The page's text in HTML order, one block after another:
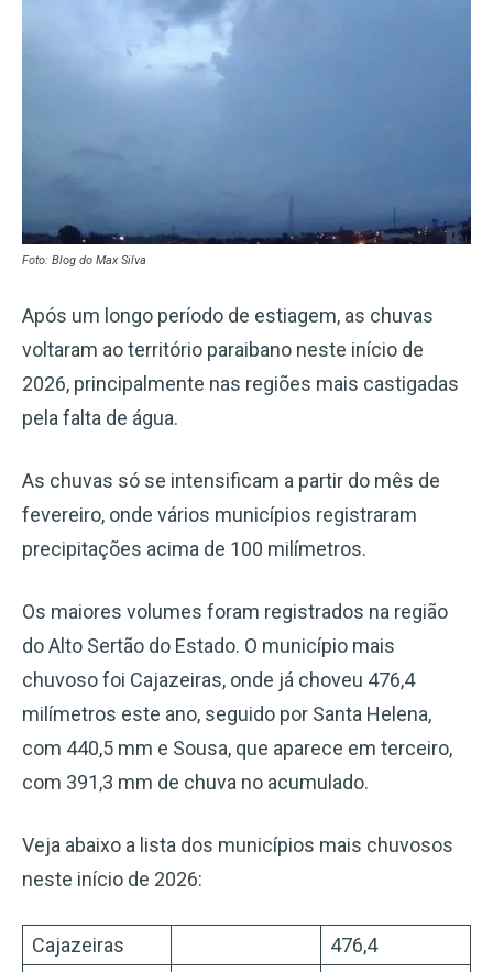
Foto: Blog do Max Silva
Após um longo período de estiagem, as chuvas
voltaram ao território paraibano neste início de
2026, principalmente nas regiões mais castigadas
pela falta de água.
As chuvas só se intensificam a partir do mês de
fevereiro, onde vários municípios registraram
precipitações acima de 100 milímetros.
Os maiores volumes foram registrados na região
do Alto Sertão do Estado. O município mais
chuvoso foi Cajazeiras, onde já choveu 476,4
milímetros este ano, seguido por Santa Helena,
com 440,5 mm e Sousa, que aparece em terceiro,
com 391,3 mm de chuva no acumulado.
Veja abaixo a lista dos municípios mais chuvosos
neste início de 2026:
Cajazeiras
476,4